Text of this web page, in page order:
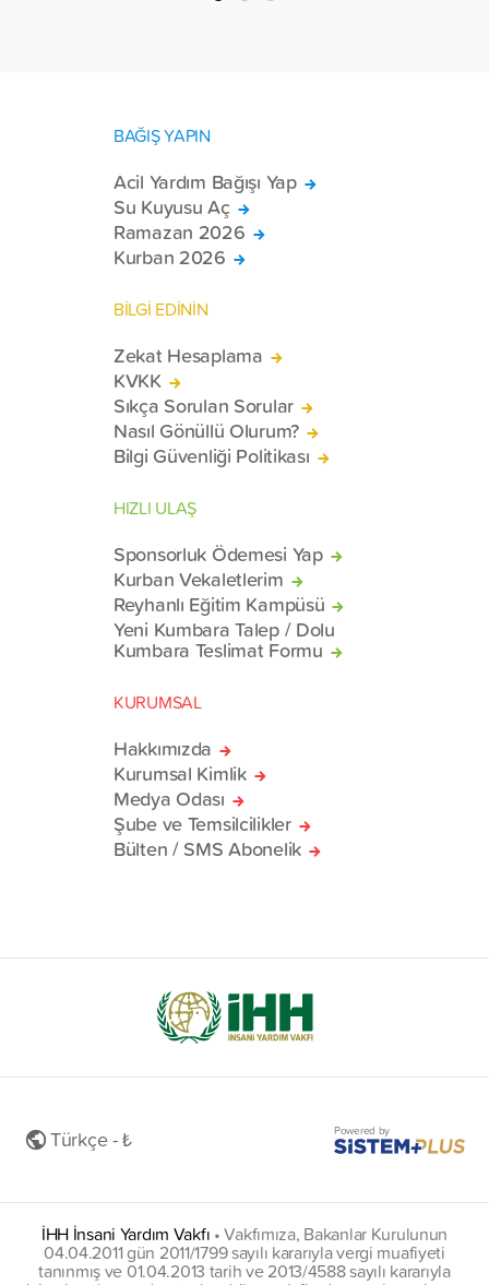
BAĞIŞ YAPIN
Acil Yardım Bağışı Yap
Su Kuyusu Aç
Ramazan 2026
Kurban 2026
BİLGİ EDİNİN
Zekat Hesaplama
KVKK
Sıkça Sorulan Sorular
Nasıl Gönüllü Olurum?
Bilgi Güvenliği Politikası
HIZLI ULAŞ
Sponsorluk Ödemesi Yap
Kurban Vekaletlerim
Reyhanlı Eğitim Kampüsü
Yeni Kumbara Talep / Dolu
Kumbara Teslimat Formu
KURUMSAL
Hakkımızda
Kurumsal Kimlik
Medya Odası
Şube ve Temsilcilikler
Bülten / SMS Abonelik
Türkçe - ₺ Powered by
İHH İnsani Yardım Vakfı •Vakfımıza, Bakanlar Kurulunun
04.04.2011 gün 2011/1799 sayılı kararıyla vergi muafiyeti
tanınmış ve 01.04.2013 tarih ve 2013/4588 sayılı kararıyla